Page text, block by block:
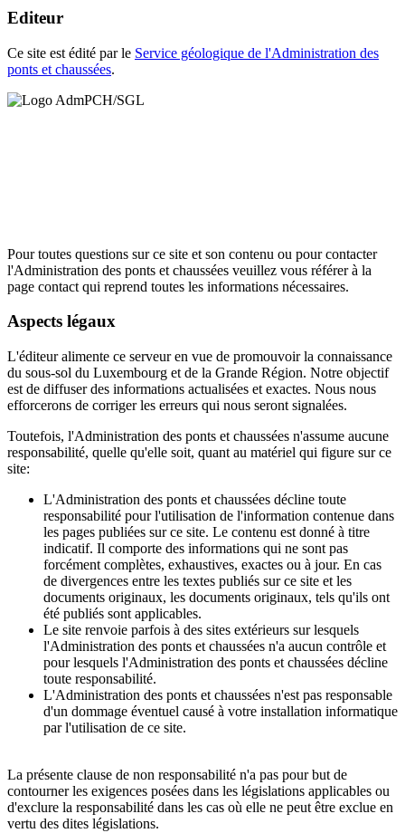
Editeur
Ce site est édité par le Service géologique de l'Administration des
ponts et chaussées.
Pour toutes questions sur ce site et son contenu ou pour contacter
l'Administration des ponts et chaussées veuillez vous référer à la
page contact qui reprend toutes les informations nécessaires.
Aspects légaux
L'éditeur alimente ce serveur en vue de promouvoir la connaissance
du sous-sol du Luxembourg et de la Grande Région. Notre objectif
est de diffuser des informations actualisées et exactes. Nous nous
efforcerons de corriger les erreurs qui nous seront signalées.
Toutefois, l'Administration des ponts et chaussées n'assume aucune
responsabilité, quelle qu'elle soit, quant au matériel qui figure sur ce
site:
L'Administration des ponts et chaussées décline toute
responsabilité pour l'utilisation de l'information contenue dans
les pages publiées sur ce site. Le contenu est donné à titre
indicatif. Il comporte des informations qui ne sont pas
forcément complètes, exhaustives, exactes ou à jour. En cas
de divergences entre les textes publiés sur ce site et les
documents originaux, les documents originaux, tels qu'ils ont
été publiés sont applicables.
Le site renvoie parfois à des sites extérieurs sur lesquels
l'Administration des ponts et chaussées n'a aucun contrôle et
pour lesquels l'Administration des ponts et chaussées décline
toute responsabilité.
L'Administration des ponts et chaussées n'est pas responsable
d'un dommage éventuel causé à votre installation informatique
par l'utilisation de ce site.
La présente clause de non responsabilité n'a pas pour but de
contourner les exigences posées dans les législations applicables ou
d'exclure la responsabilité dans les cas où elle ne peut être exclue en
vertu des dites législations.